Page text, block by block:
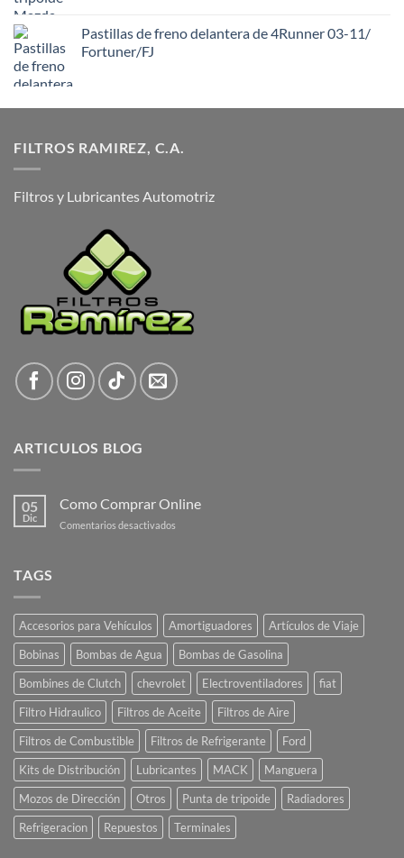
Pastillas de freno delantera de 4Runner 03-11/
Fortuner/FJ
FILTROS RAMIREZ, C.A.
Filtros y Lubricantes Automotriz
ARTICULOS BLOG
05
Dic
Como Comprar Online
Comentarios desactivados
TAGS
Accesorios para Vehículos Amortiguadores
Artículos de Viaje
Bobinas
Bombas de Agua
Bombas de Gasolina
Bombines de Clutch
chevrolet Electroventiladores
fiat
Filtro Hidraulico
Filtros de Aceite
Filtros de Aire
Filtros de Combustible
Filtros de Refrigerante
Ford
Kits de Distribución
Lubricantes MACK
Manguera
Mozos de Dirección
Otros Punta de tripoide
Radiadores
Refrigeracion
Repuestos Terminales